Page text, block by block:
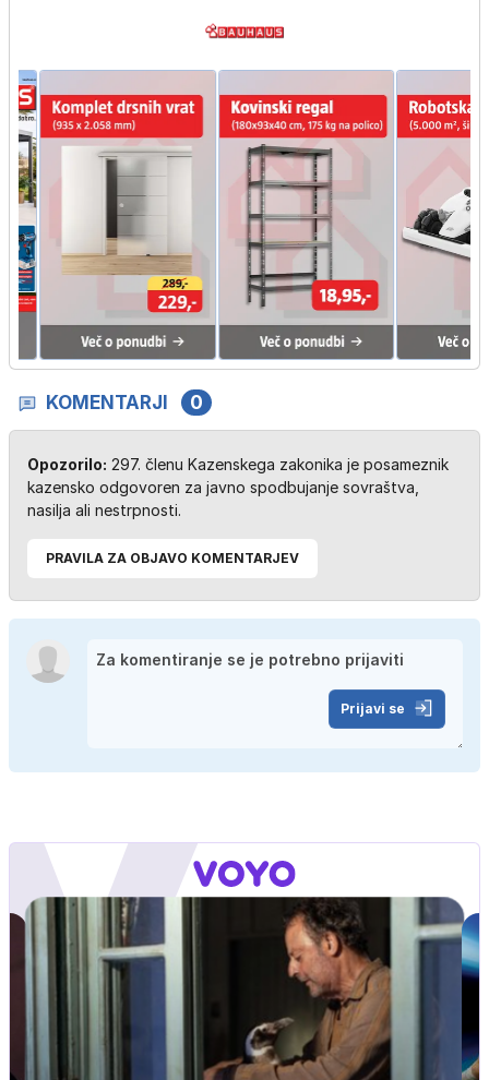
KOMENTARJI 0
Opozorilo: 297. členu Kazenskega zakonika je posameznik
kazensko odgovoren za javno spodbujanje sovraštva,
nasilja ali nestrpnosti.
PRAVILA ZA OBJAVO KOMENTARJEV
Prijavi se